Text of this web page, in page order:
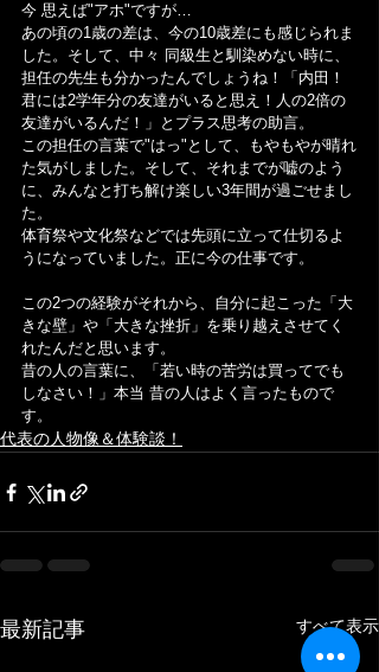
今 思えば"アホ"ですが…
あの頃の1歳の差は、今の10歳差にも感じられま
した。そして、中々 同級生と馴染めない時に、
担任の先生も分かったんでしょうね！「内田！
君には2学年分の友達がいると思え！人の2倍の
友達がいるんだ！」とプラス思考の助言。
この担任の言葉で"はっ"として、もやもやが晴れ
た気がしました。そして、それまでが嘘のよう
に、みんなと打ち解け楽しい3年間が過ごせまし
た。
体育祭や文化祭などでは先頭に立って仕切るよ
うになっていました。正に今の仕事です。
この2つの経験がそれから、自分に起こった「大
きな壁」や「大きな挫折」を乗り越えさせてく
れたんだと思います。
昔の人の言葉に、「若い時の苦労は買ってでも
しなさい！」本当 昔の人はよく言ったもので
す。
代表の人物像＆体験談！
最新記事 すべて表示